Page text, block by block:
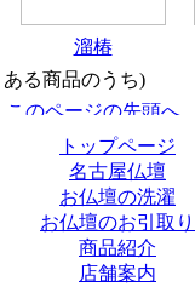
溜椿
ある商品のうち)
トップページ
名古屋仏壇
お仏壇の洗濯
お仏壇のお引取り
商品紹介
店舗案内